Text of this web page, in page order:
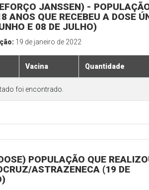
JANSSEN) -
ANOS QUE RECEBEU A DOSE
E 08 DE JULHO)
19 de janeiro de 2022
Vacina Quantidade
foi encontrado.
POPULAÇÃO QUE
ASTRAZENECA (19 DE